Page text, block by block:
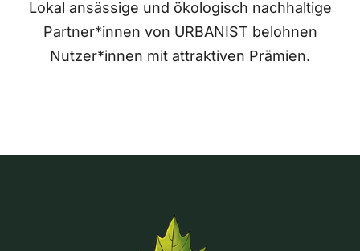
Lokal ansässige und ökologisch nachhaltige
Partner*innen von URBANIST belohnen
Nutzer*innen mit attraktiven Prämien.